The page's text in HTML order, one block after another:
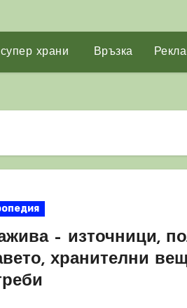
супер храни Връзка
– източници,
хранителни